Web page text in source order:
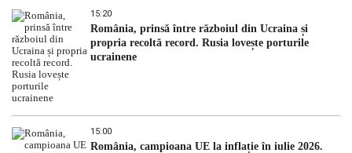
15:20
România, prinsă între războiul din Ucraina și
propria recoltă record. Rusia lovește porturile
ucrainene
15:00
România, campioana UE la inflație în iulie 2026.